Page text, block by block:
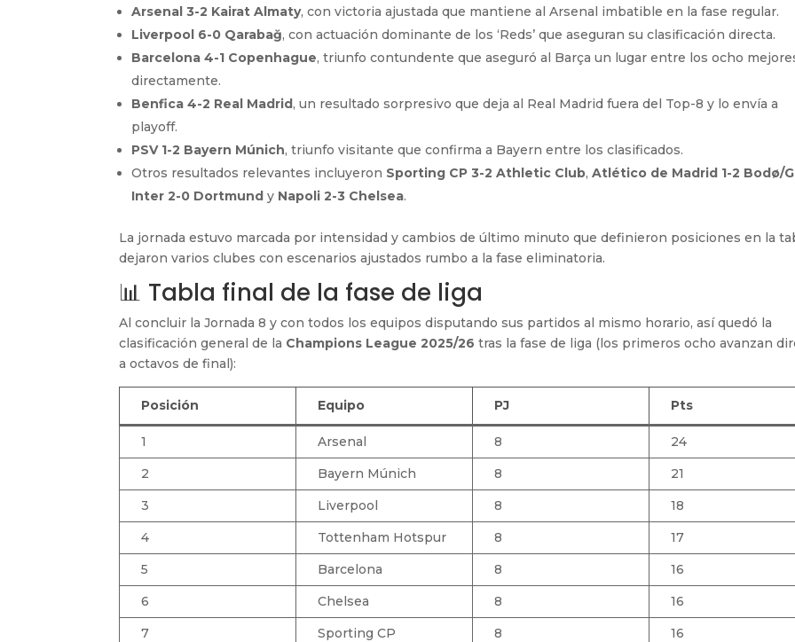
Arsenal 3-2 Kairat Almaty, con victoria ajustada que mantiene al Arsenal imbatible en la fase regular.
Liverpool 6-0 Qarabağ, con actuación dominante de los ‘Reds’ que aseguran su clasificación directa.
Barcelona 4-1 Copenhague, triunfo contundente que aseguró al Barça un lugar entre los ocho
directamente.
Benfica 4-2 Real Madrid, un resultado sorpresivo que deja al Real Madrid fuera del Top-8 y lo envía a
playoff.
PSV 1-2 Bayern Múnich, triunfo visitante que confirma a Bayern entre los clasificados.
Otros resultados relevantes incluyeron Sporting CP 3-2 Athletic Club,Atlético de Madrid 1-2 Bodø/
Inter 2-0 Dortmund y Napoli 2-3 Chelsea.
La jornada estuvo marcada por intensidad y cambios de último minuto que definieron posiciones en la
dejaron varios clubes con escenarios ajustados rumbo a la fase eliminatoria.
📊 Tabla final de la fase de liga
Al concluir la Jornada 8 y con todos los equipos disputando sus partidos al mismo horario, así quedó la
clasificación general de la Champions League 2025/26 tras la fase de liga (los primeros ocho avanzan
a octavos de final):
Posición Equipo PJ Pts
1 Arsenal 8
24
2
Bayern Múnich 8
21
3
Liverpool 8
18
4
Tottenham Hotspur 8
17
5
Barcelona 8
16
6
Chelsea 8
16
7
Sporting CP 8
16